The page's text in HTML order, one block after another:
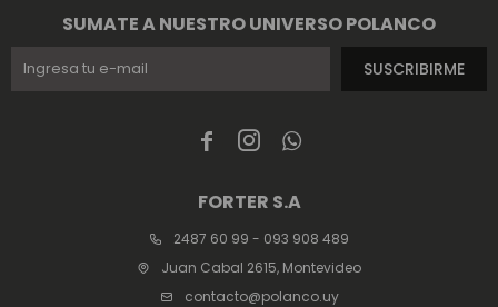
  
FORTER S.A
2487 60 99 - 093 908 489
Juan Cabal 2615, Montevideo
contacto@polanco.uy
SUMATE A NUESTRO UNIVERSO POLANCO
SUSCRIBIRME